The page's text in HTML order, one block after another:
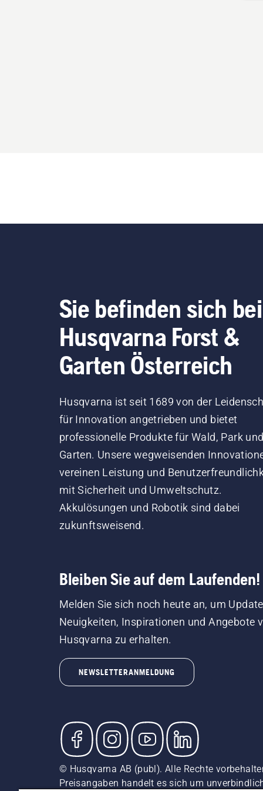
Sie befinden sich bei
Husqvarna Forst &
Garten Österreich
Husqvarna ist seit 1689 von der
für Innovation angetrieben und bietet
professionelle Produkte für Wald, Park und
Garten. Unsere wegweisenden
vereinen Leistung und
mit Sicherheit und Umweltschutz.
Akkulösungen und Robotik sind dabei
zukunftsweisend.
Bleiben Sie auf dem Laufenden!
Melden Sie sich noch heute an, um
Neuigkeiten, Inspirationen und Angebote
Husqvarna zu erhalten.
NEWSLETTERANMELDUNG
© Husqvarna AB (publ). Alle Rechte
Preisangaben handelt es sich um